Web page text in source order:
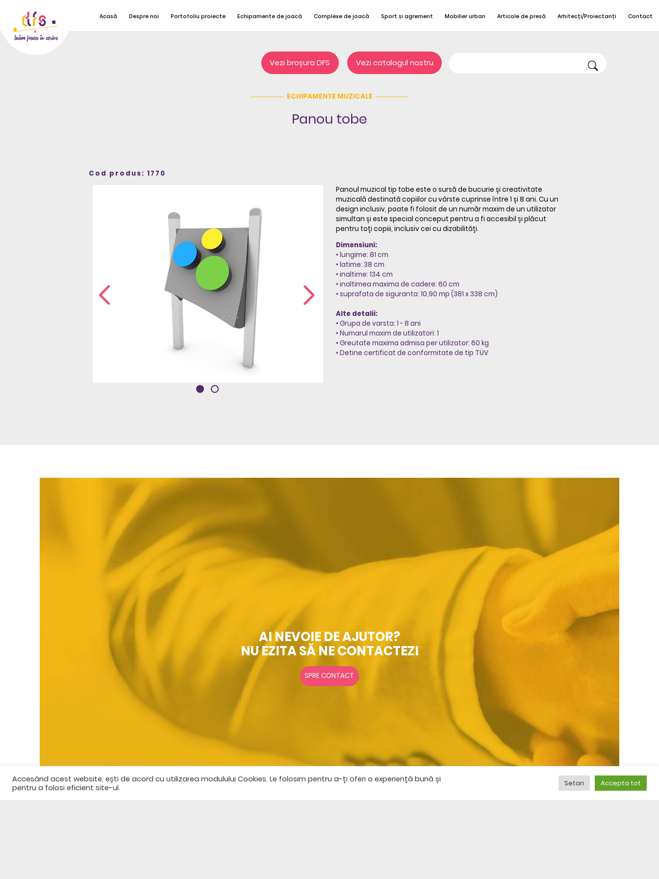
Acasă Despre noi Portofoliu proiecte Echipamente de joacă Complexe de joacă Sport și agrement Mobilier urban Articole de presă Arhitecți/Proiectanți Contact
Vezi broșura DFS Vezi catalogul nostru
ECHIPAMENTE MUZICALE
Panou tobe
Cod produs: 1770
Panoul muzical tip tobe este o sursă de bucurie și creativitate
muzicală destinată copiilor cu vârste cuprinse între 1 și 8 ani. Cu un
design inclusiv, poate fi folosit de un număr maxim de un utilizator
simultan și este special conceput pentru a fi accesibil și plăcut
pentru toți copiii, inclusiv cei cu dizabilități.
Dimensiuni:
• lungime: 81 cm
• latime: 38 cm
• inaltime: 134 cm
• inaltimea maxima de cadere: 60 cm
• suprafata de siguranta: 10,90 mp (381 x 338 cm)
Alte detalii:
• Grupa de varsta: 1 - 8 ani
• Numarul maxim de utilizatori: 1
• Greutate maxima admisa per utilizator: 60 kg
• Detine certificat de conformitate de tip TÜV
AI NEVOIE DE AJUTOR?
NU EZITA SĂ NE CONTACTEZI
SPRE CONTACT
Accesând acest website, ești de acord cu utilizarea modulului Cookies. Le folosim pentru a-ți oferi o experiență bună și
pentru a folosi eficient site-ul.
Setari Accepta tot